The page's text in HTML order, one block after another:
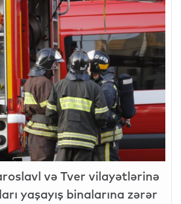
və Tver vilayətlərinə
yaşayış binalarına zərər